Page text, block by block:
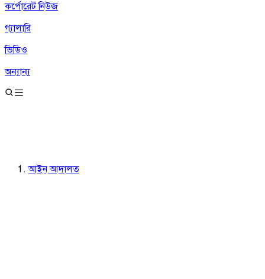
কর্পোরেট নিউজ
গ্যালারি
ভিডিও
অন্যান্য
আইন আদালত